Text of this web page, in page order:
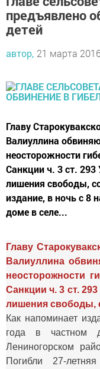
предъявлено
детей
автор, 21 марта
Главу
Валиуллина
неосторожности
Санкции ч. 3 ст.
лишения свободы,
издание, в ночь с 8
доме в селе...
Главу
Валиуллина
неосторожности
Санкции ч. 3 ст.
лишения свободы,
Как напоминает
года в частном
Лениногорском
Погибли 27-